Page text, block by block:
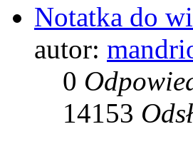
Notatka do
autor:
0
14153